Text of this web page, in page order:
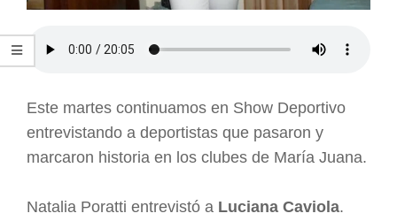
Este martes continuamos en Show Deportivo
entrevistando a deportistas que pasaron y
marcaron historia en los clubes de María Juana.
Natalia Poratti entrevistó a Luciana Caviola.